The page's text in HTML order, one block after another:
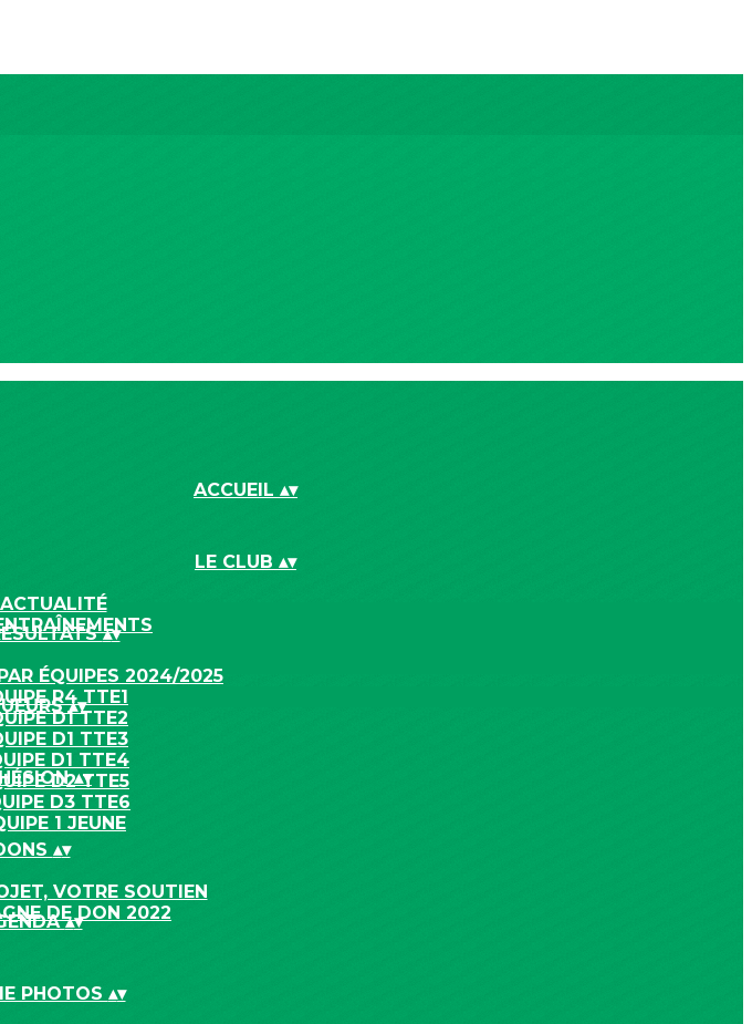
ACCUEIL ▴▾
LE CLUB ▴▾
ACTUALITÉ
▴▾
ÉQUIPES 2024/2025
R4 TTE1
D1 TTE2
D1 TTE3
D1 TTE4
D2 TTE5
D3 TTE6
1 JEUNE
▴▾
▴▾
▴▾
VOTRE SOUTIEN
DE DON 2022
▴▾
PHOTOS ▴▾